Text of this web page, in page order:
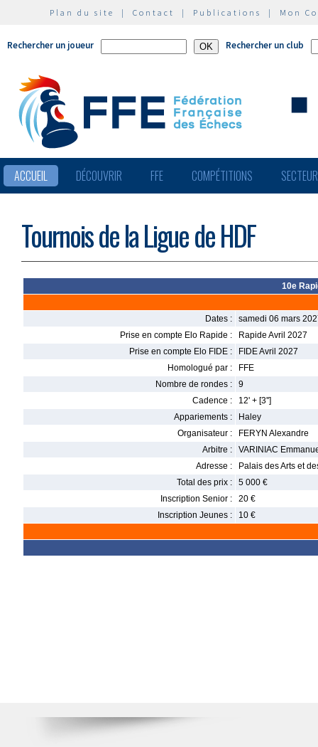
Plan du site | Contact | Publications | Mon
Rechercher un joueur Rechercher un club
ACCUEIL DÉCOUVRIR FFE COMPÉTITIONS
Tournois de la Ligue de HDF
10e
Dates :
samedi 06 mars
Prise en compte Elo Rapide :
Rapide Avril 2027
Prise en compte Elo FIDE :
FIDE Avril 2027
Homologué par :
FFE
Nombre de rondes :
9
Cadence :
12' + [3'']
Appariements :
Haley
Organisateur :
FERYN Alexandre
Arbitre :
VARINIAC
Adresse :
Palais des Arts et
Total des prix :
5 000 €
Inscription Senior :
20 €
Inscription Jeunes :
10 €